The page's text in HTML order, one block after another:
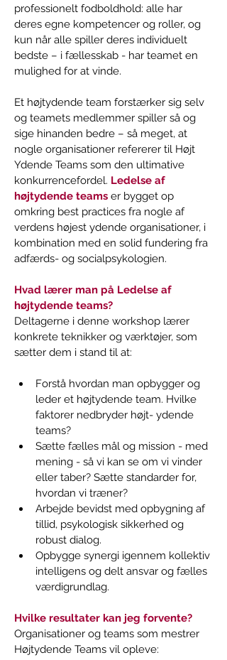
professionelt fodboldhold: alle har
deres egne kompetencer og roller, og
kun når alle spiller deres individuelt
bedste – i fællesskab - har teamet en
mulighed for at vinde.
Et højtydende team forstærker sig selv
og teamets medlemmer spiller så og
sige hinanden bedre – så meget, at
nogle organisationer refererer til Højt
Ydende Teams som den ultimative
konkurrencefordel. Ledelse af
højtydende teams er bygget op
omkring best practices fra nogle af
verdens højest ydende organisationer, i
kombination med en solid fundering fra
adfærds- og socialpsykologien.
Hvad lærer man på Ledelse af
højtydende teams?
Deltagerne i denne workshop lærer
konkrete teknikker og værktøjer, som
Forstå hvordan man opbygger og
leder et højtydende team. Hvilke
faktorer nedbryder højt- ydende
teams?
Sætte fælles mål og mission - med
mening - så vi kan se om vi vinder
eller taber? Sætte standarder for,
hvordan vi træner?
Arbejde bevidst med opbygning af
tillid, psykologisk sikkerhed og
robust dialog.
Opbygge synergi igennem kollektiv
intelligens og delt ansvar og fælles
værdigrundlag.
Hvilke resultater kan jeg forvente?
Organisationer og teams som mestrer
Højtydende Teams vil opleve: